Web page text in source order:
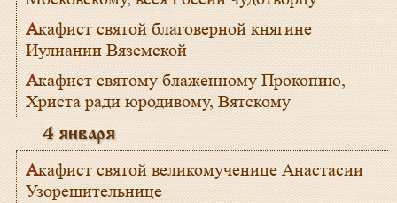
Акафист святой благоверной княгине
Иулиании Вяземской
Акафист святому блаженному Прокопию,
Христа ради юродивому, Вятскому
4 января
Акафист святой великомученице Анастасии
Узорешительнице